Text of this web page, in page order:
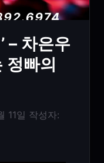
– 차은우
정빠의
11일 작성자: